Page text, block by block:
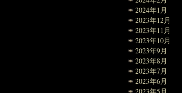
2024年1月
2023年12月
2023年11月
2023年10月
2023年9月
2023年8月
2023年7月
2023年6月